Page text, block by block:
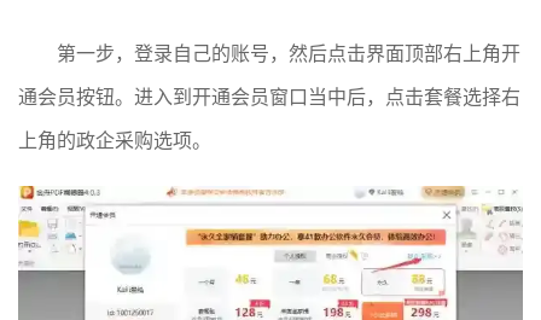
第一步，登录自己的账号，然后点击界面顶部右上角开
通会员按钮。进入到开通会员窗口当中后，点击套餐选择右
上角的政企采购选项。